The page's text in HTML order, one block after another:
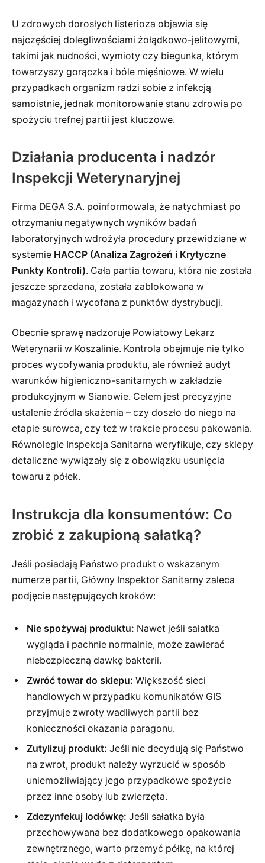
U zdrowych dorosłych listerioza objawia się
najczęściej dolegliwościami żołądkowo-jelitowymi,
takimi jak nudności, wymioty czy biegunka, którym
towarzyszy gorączka i bóle mięśniowe. W wielu
przypadkach organizm radzi sobie z infekcją
samoistnie, jednak monitorowanie stanu zdrowia po
spożyciu trefnej partii jest kluczowe.
Działania producenta i nadzór
Inspekcji Weterynaryjnej
Firma DEGA S.A. poinformowała, że natychmiast po
otrzymaniu negatywnych wyników badań
laboratoryjnych wdrożyła procedury przewidziane w
systemie HACCP (Analiza Zagrożeń i Krytyczne
Punkty Kontroli). Cała partia towaru, która nie została
jeszcze sprzedana, została zablokowana w
magazynach i wycofana z punktów dystrybucji.
Obecnie sprawę nadzoruje Powiatowy Lekarz
Weterynarii w Koszalinie. Kontrola obejmuje nie tylko
proces wycofywania produktu, ale również audyt
warunków higieniczno-sanitarnych w zakładzie
produkcyjnym w Sianowie. Celem jest precyzyjne
ustalenie źródła skażenia – czy doszło do niego na
etapie surowca, czy też w trakcie procesu pakowania.
Równolegle Inspekcja Sanitarna weryfikuje, czy sklepy
detaliczne wywiązały się z obowiązku usunięcia
towaru z półek.
Instrukcja dla konsumentów: Co
zrobić z zakupioną sałatką?
Jeśli posiadają Państwo produkt o wskazanym
numerze partii, Główny Inspektor Sanitarny zaleca
podjęcie następujących kroków:
Nie spożywaj produktu: Nawet jeśli sałatka
wygląda i pachnie normalnie, może zawierać
niebezpieczną dawkę bakterii.
Zwróć towar do sklepu: Większość sieci
handlowych w przypadku komunikatów GIS
przyjmuje zwroty wadliwych partii bez
konieczności okazania paragonu.
Zutylizuj produkt: Jeśli nie decydują się Państwo
na zwrot, produkt należy wyrzucić w sposób
uniemożliwiający jego przypadkowe spożycie
przez inne osoby lub zwierzęta.
Zdezynfekuj lodówkę: Jeśli sałatka była
przechowywana bez dodatkowego opakowania
zewnętrznego, warto przemyć półkę, na której